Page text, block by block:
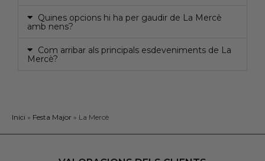
Quines opcions hi ha per gaudir de La Mercè
amb nens?
Com arribar als principals esdeveniments de La
Mercè?
Inici » Festa Major » La Mercè